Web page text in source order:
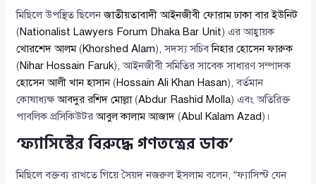
মিছিলে উপস্থিত ছিলেনজাতীয়তাবাদী আইনজীবী ফোরাম ঢাকা বার ইউনিট
(Nationalist Lawyers Forum Dhaka Bar Unit) এর আহ্বায়ক
খোরশেদ আলম(Khorshed Alam), সদস্য সচিবনিহার হোসেন ফারুক
(Nihar Hossain Faruk), আইনজীবী সমিতির সাবেক সাধারণ সম্পাদক
হোসেন আলী খান হাসান(Hossain Ali Khan Hasan), বর্তমান
কোষাধ্যক্ষআবদুর রশিদ মোল্লা(Abdur Rashid Molla) এবং অতিরিক্ত
পাবলিক প্রসিকিউটরআবুল কালাম আজাদ (Abul Kalam Azad)।
‘ফ্যাসিস্টের বিরুদ্ধে গণতন্ত্রের ডাক’
মিছিলে বক্তব্য রাখতে গিয়ে সৈয়দ নজরুল ইসলাম বলেন, “ফ্যাসিস্ট যেন